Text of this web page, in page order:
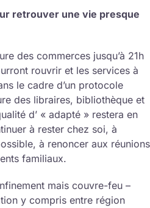
retrouver une vie presque
des commerces jusqu’à 21h
rouvrir et les services à
le cadre d’un protocole
des libraires, bibliothèque et
d’ « adapté » restera en
à rester chez soi, à
à renoncer aux réunions
familiaux.
mais couvre-feu –
y compris entre région